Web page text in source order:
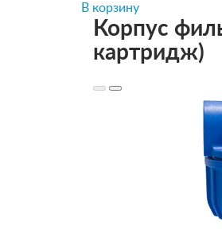
В корзину
Корпус
картридж)